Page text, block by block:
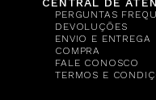
PERGUNTAS
DEVOLUÇÕES
ENVIO E ENTREGA
COMPRA
FALE CONOSCO
TERMOS E